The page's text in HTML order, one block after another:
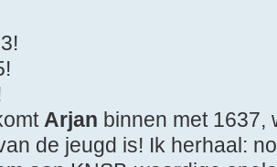
Arjan binnen met 1637,
de jeugd is! Ik herhaal: